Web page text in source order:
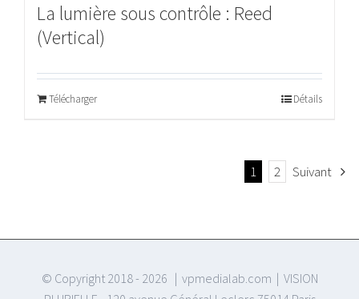
La lumière sous contrôle : Reed
(Vertical)
Télécharger Détails
1 2 Suivant
© Copyright 2018 - 2026 | vpmedialab.com | VISION